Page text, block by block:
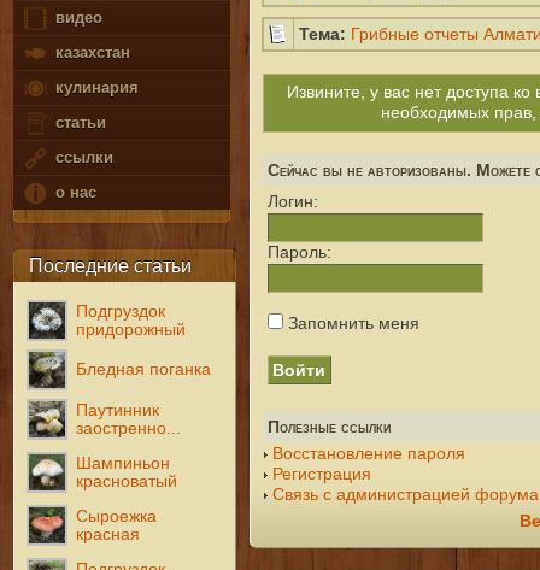
видео
казахстан
кулинария
статьи
ссылки
о нас
Последние статьи
Подгруздок
придорожный
Бледная поганка
Паутинник
заостренно...
Шампиньон
красноватый
Сыроежка
красная
Тема: Грибные отчеты
Извините, у вас нет доступа
необходимых прав,
Сейчас вы не авторизованы. Можете
Логин:
Пароль:
Запомнить меня
Полезные ссылки
Восстановление пароля
Регистрация
Связь с администрацией форума